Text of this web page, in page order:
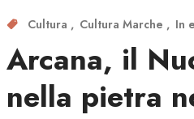
Cultura Cultura Marche In
Arcana, il
nella pietra